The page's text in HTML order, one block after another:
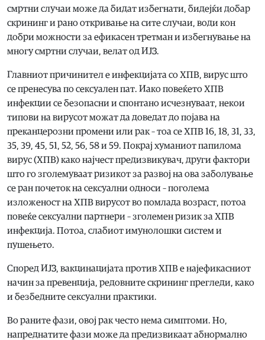
смртни случаи може да бидат избегнати, бидејќи добар
скрининг и рано откривање на сите случаи, води кон
добри можности за ефикасен третман и избегнување на
многу смртни случаи, велат од ИЈЗ.
Главниот причинител е инфекцијата со ХПВ, вирус што
се пренесува по сексуален пат. Иако повеќето ХПВ
инфекции се безопасни и спонтано исчезнуваат, некои
типови на вирусот можат да доведат до појава на
преканцерозни промени или рак – тоа се ХПВ 16, 18, 31, 33,
35, 39, 45, 51, 52, 56, 58 и 59. Покрај хуманиот папилома
вирус (ХПВ) како најчест предизвикувач, други фактори
што го зголемуваат ризикот за развој на ова заболување
се ран почеток на сексуални односи – поголема
изложеност на ХПВ вирусот во помлада возраст, потоа
повеќе сексуални партнери – зголемен ризик за ХПВ
инфекција. Потоа, слабиот имунолошки систем и
пушењето.
Според ИЈЗ, вакцинацијата против ХПВ е најефикасниот
начин за превенција, редовните скрининг прегледи, како
и безбедните сексуални практики.
Во раните фази, овој рак често нема симптоми. Но,
напреднатите фази може да предизвикаат абнормално